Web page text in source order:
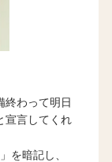
終わって明日
宣言してくれ
を暗記し、